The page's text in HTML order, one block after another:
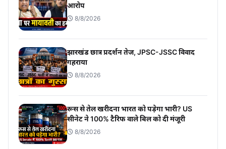
आरोप
8/8/2026
झारखंड छात्र प्रदर्शन तेज, JPSC-JSSC विवाद
गहराया
8/8/2026
रूस से तेल खरीदना भारत को पड़ेगा भारी? US
सीनेट ने 100% टैरिफ वाले बिल को दी मंजूरी
8/8/2026